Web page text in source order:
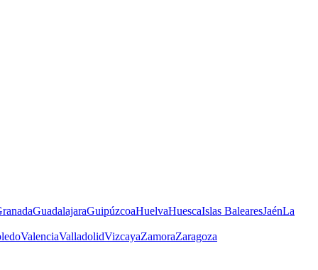
GuadalajaraGuipúzcoaHuelvaHuescaIslas BalearesJaénLa
ValenciaValladolidVizcayaZamoraZaragoza